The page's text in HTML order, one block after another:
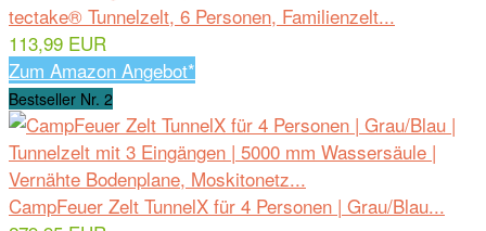
tectake® Tunnelzelt, 6 Personen, Familienzelt...
113,99 EUR
Zum Amazon Angebot*
Bestseller Nr. 2
CampFeuer Zelt TunnelX für 4 Personen | Grau/Blau...